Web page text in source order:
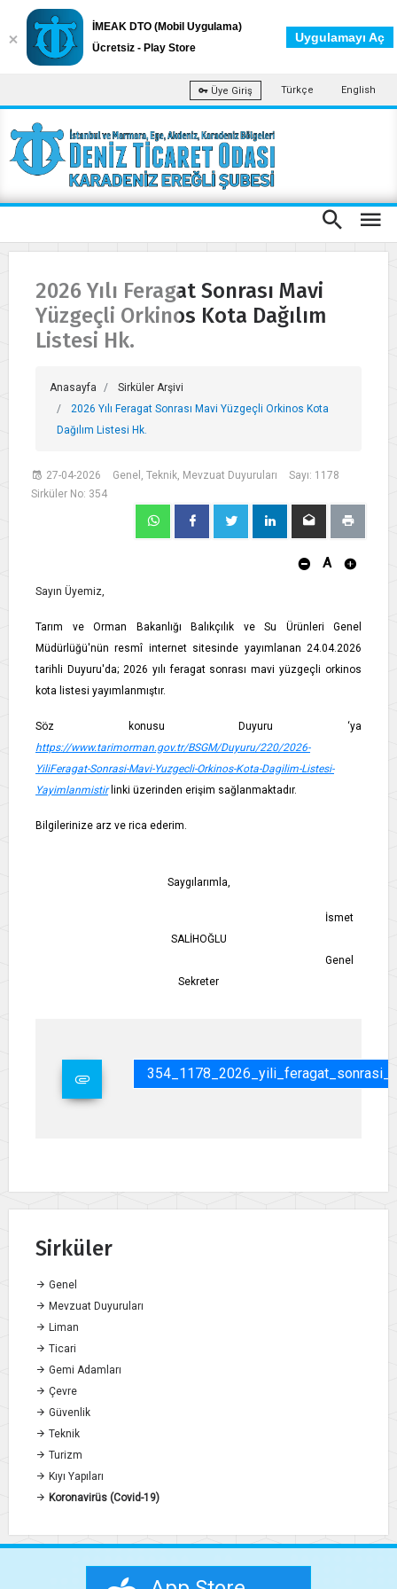
Üye Giriş Türkçe English
2026 Yılı Feragat Sonrası Mavi
Yüzgeçli Orkinos Kota Dağılım
Listesi Hk.
Anasayfa
Sirküler Arşivi
2026 Yılı Feragat Sonrası Mavi Yüzgeçli Orkinos Kota
Dağılım Listesi Hk.
27-04-2026 Genel, Teknik, Mevzuat Duyuruları
Sayı: 1178
Sirküler No: 354
A
Sayın Üyemiz,
Tarım ve Orman Bakanlığı Balıkçılık ve Su Ürünleri Genel
Müdürlüğü'nün resmî internet sitesinde yayımlanan 24.04.2026
tarihli Duyuru'da; 2026 yılı feragat sonrası mavi yüzgeçli orkinos
kota listesi yayımlanmıştır.
Söz konusu Duyuru ‘ya
https://www.tarimorman.gov.tr/BSGM/Duyuru/220/2026-
YiliFeragat-Sonrasi-Mavi-Yuzgecli-Orkinos-Kota-Dagilim-Listesi-
Yayimlanmistirlinki üzerinden erişim sağlanmaktadır.
Bilgilerinize arz ve rica ederim.
Saygılarımla,
İsmet
SALİHOĞLU
Genel
Sekreter
Sirküler
Genel
Mevzuat Duyuruları
Liman
Ticari
Gemi Adamları
Çevre
Güvenlik
Teknik
Turizm
Kıyı Yapıları
Koronavirüs (Covid-19)
İMEAK DTO (Mobil Uygulama)
Ücretsiz - Play Store
Uygulamayı Aç